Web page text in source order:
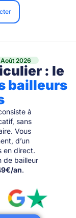
2026
: le
bailleurs
à
sans
Vous
d’un
en direct.
de bailleur
an.